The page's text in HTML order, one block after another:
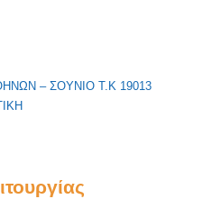
– ΣΟΥΝΙΟ Τ.Κ 19013